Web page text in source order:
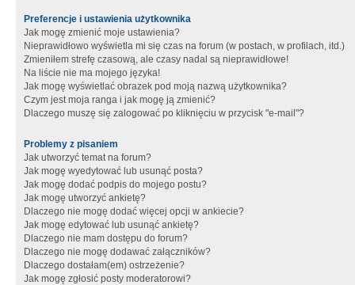
Preferencje i ustawienia użytkownika
Jak mogę zmienić moje ustawienia?
Nieprawidłowo wyświetla mi się czas na forum (w postach, w profilach, itd.)
Zmieniłem strefę czasową, ale czasy nadal są nieprawidłowe!
Na liście nie ma mojego języka!
Jak mogę wyświetlać obrazek pod moją nazwą użytkownika?
Czym jest moja ranga i jak mogę ją zmienić?
Dlaczego muszę się zalogować po kliknięciu w przycisk "e-mail"?
Problemy z pisaniem
Jak utworzyć temat na forum?
Jak mogę wyedytować lub usunąć posta?
Jak mogę dodać podpis do mojego postu?
Jak mogę utworzyć ankietę?
Dlaczego nie mogę dodać więcej opcji w ankiecie?
Jak mogę edytować lub usunąć ankietę?
Dlaczego nie mam dostępu do forum?
Dlaczego nie mogę dodawać załączników?
Dlaczego dostałam(em) ostrzeżenie?
Jak mogę zgłosić posty moderatorowi?